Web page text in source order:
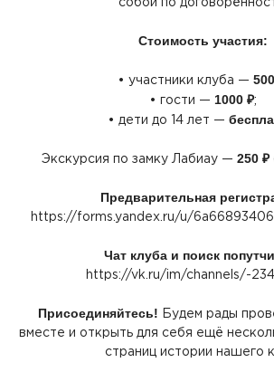
собой по
Стоимость участия:
• участники клуба —
• гости — 1000 ₽;
• дети до 14 лет —
Экскурсия по замку Лабиау — 250 ₽
Предварительная
https://forms.yandex.ru/u/
Чат клуба и поиск
https://vk.ru/im/channels/-
Присоединяйтесь! Будем рады
вместе и открыть для себя ещё
страниц истории нашего